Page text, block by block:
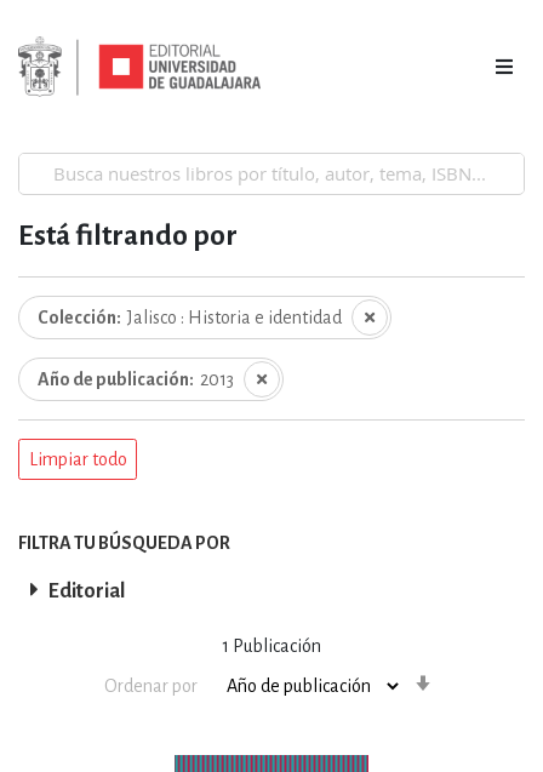
1 Publicación
Ordenar por
Está filtrando por
Colección Jalisco : Historia e identidad
Año de publicación 2013
Limpiar todo
FILTRA TU BÚSQUEDA POR
Editorial